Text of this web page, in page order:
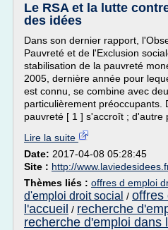
Le RSA et la lutte
des idées
Dans son dernier rapport,
Pauvreté et de l'Exclusion
stabilisation de la pauvreté
2005, dernière année pour
est connu, se combine avec
particulièrement préoccupants.
pauvreté [ 1 ] s'accroît ; d'autre
Lire la suite
Date: 2017-04-08 05:28:45
Site : http://
Thèmes liés : offres d emploi
d'emploi droit social / offres
l'accueil / recherche
recherche d'emploi dans